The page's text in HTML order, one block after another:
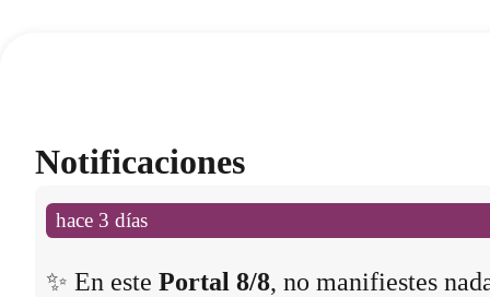
Notificaciones
hace 3 días
✨ En este Portal 8/8, no manifiestes